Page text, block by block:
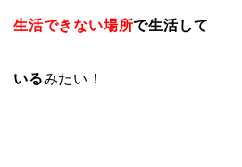
生活できない場所で生活して
いるみたい！